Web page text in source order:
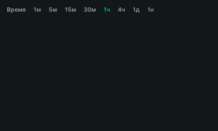
Español (Argentina)
Время 1м 5м 15м 30м 1ч 4ч 1д 1н